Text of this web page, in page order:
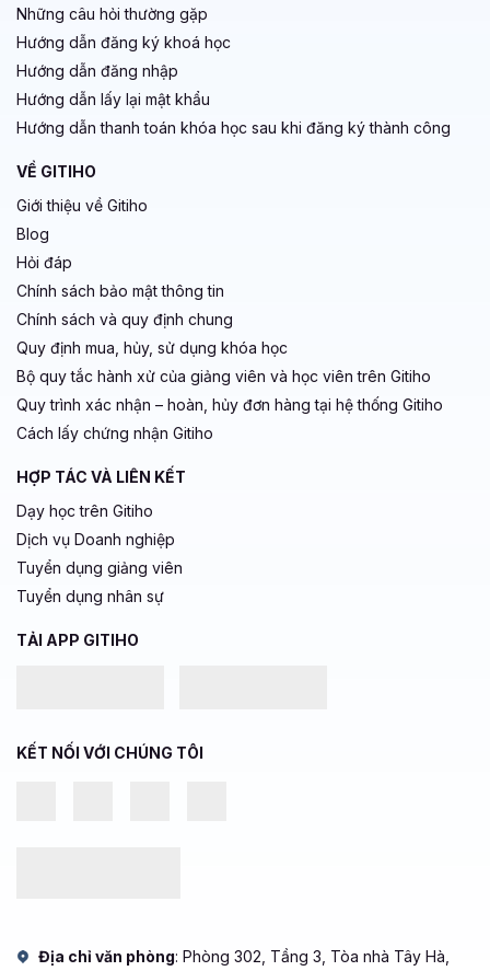
Những câu hỏi thường gặp
Hướng dẫn đăng ký khoá học
Hướng dẫn đăng nhập
Hướng dẫn lấy lại mật khẩu
Hướng dẫn thanh toán khóa học sau khi đăng ký thành công
VỀ GITIHO
Giới thiệu về Gitiho
Blog
Hỏi đáp
Chính sách bảo mật thông tin
Chính sách và quy định chung
Quy định mua, hủy, sử dụng khóa học
Bộ quy tắc hành xử của giảng viên và học viên trên Gitiho
Quy trình xác nhận – hoàn, hủy đơn hàng tại hệ thống Gitiho
Cách lấy chứng nhận Gitiho
HỢP TÁC VÀ LIÊN KẾT
Dạy học trên Gitiho
Dịch vụ Doanh nghiệp
Tuyển dụng giảng viên
Tuyển dụng nhân sự
TẢI APP GITIHO
KẾT NỐI VỚI CHÚNG TÔI
Địa chỉ văn phòng: Phòng 302, Tầng 3, Tòa nhà Tây Hà,